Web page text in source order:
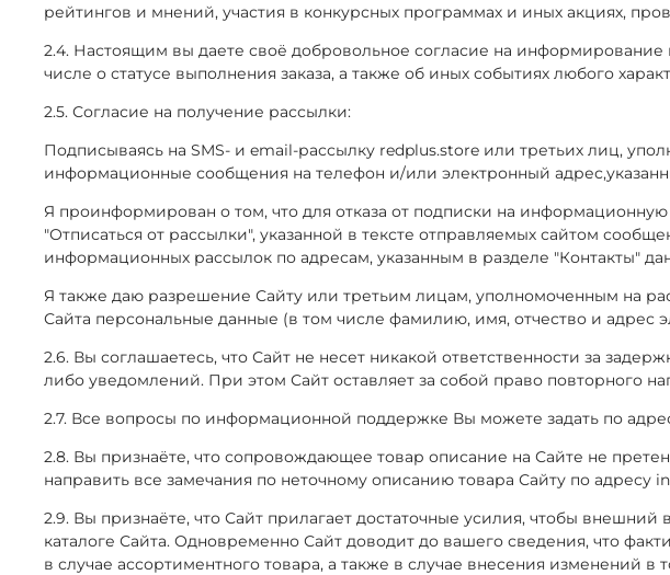
рейтингов и мнений, участия в конкурсных программах и иных акциях,
2.4. Настоящим вы даете своё добровольное согласие на информирование
числе о статусе выполнения заказа, а также об иных событиях любого
2.5. Согласие на получение рассылки:
Подписываясь на SMS- и email-рассылку redplus.store или третьих лиц,
информационные сообщения на телефон и/или электронный
Я проинформирован о том, что для отказа от подписки на
"Отписаться от рассылки", указанной в тексте отправляемых сайтом
информационных рассылок по адресам, указанным в разделе "Контакты"
Я также даю разрешение Сайту или третьим лицам, уполномоченным на
Сайта персональные данные (в том числе фамилию, имя, отчество и адрес
2.6. Вы соглашаетесь, что Сайт не несет никакой ответственности за
либо уведомлений. При этом Сайт оставляет за собой право повторного
2.7. Все вопросы по информационной поддержке Вы можете задать по
2.8. Вы признаёте, что сопровождающее товар описание на Сайте не
направить все замечания по неточному описанию товара Сайту по адресу
2.9. Вы признаёте, что Сайт прилагает достаточные усилия, чтобы
каталоге Сайта. Одновременно Сайт доводит до вашего сведения, что
в случае ассортиментного товара, а также в случае внесения изменений